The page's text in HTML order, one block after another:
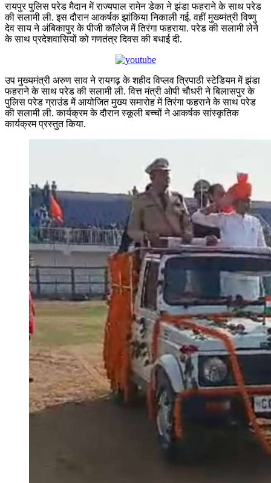
रायपुर पुलिस परेड मैदान में राज्यपाल रामेन डेका ने झंडा फहराने के साथ परेड
की सलामी ली. इस दौरान आकर्षक झांकिया निकाली गई. वहीं मुख्य्मंत्री विष्णु
देव साय ने अंबिकापुर के पीजी कॉलेज में तिरंगा फहराया. परेड की सलामी लेने
के साथ प्रदेशवासियों को गणतंत्र दिवस की बधाई दी.
उप मुख्यमंत्री अरुण साव ने रायगढ़ के शहीद विप्लव त्रिपाठी स्टेडियम में झंडा
फहराने के साथ परेड की सलामी ली. वित्त मंत्री ओपी चौधरी ने बिलासपुर के
पुलिस परेड ग्राउंड में आयोजित मुख्य समारोह में तिरंगा फहराने के साथ परेड
की सलामी ली. कार्यक्रम के दौरान स्कूली बच्चों ने आकर्षक सांस्कृतिक
कार्यक्रम प्रस्तुत किया.